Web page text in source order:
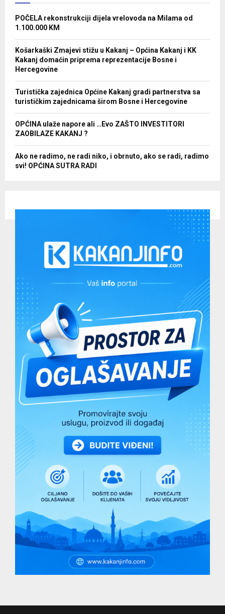
POČELA rekonstrukciji dijela vrelovoda na Milama od
1.100.000 KM
Košarkaški Zmajevi stižu u Kakanj – Općina Kakanj i KK
Kakanj domaćin priprema reprezentacije Bosne i
Hercegovine
Turistička zajednica Općine Kakanj gradi partnerstva sa
turističkim zajednicama širom Bosne i Hercegovine
OPĆINA ulaže napore ali …Evo ZAŠTO INVESTITORI
ZAOBILAZE KAKANJ ?
Ako ne radimo, ne radi niko, i obrnuto, ako se radi, radimo
svi! OPĆINA SUTRA RADI